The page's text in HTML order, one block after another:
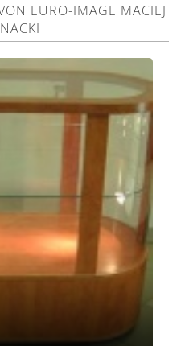
EURO-IMAGE MACIEJ